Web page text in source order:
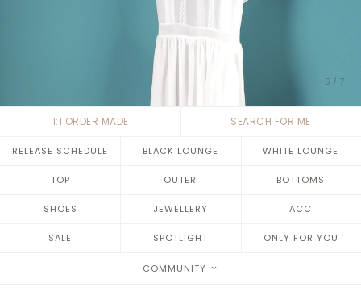
6 / 7
1:1 ORDER MADE SEARCH FOR ME
RELEASE SCHEDULE BLACK LOUNGE WHITE LOUNGE
TOP OUTER BOTTOMS
SHOES JEWELLERY ACC
SALE SPOTLIGHT ONLY FOR YOU
COMMUNITY